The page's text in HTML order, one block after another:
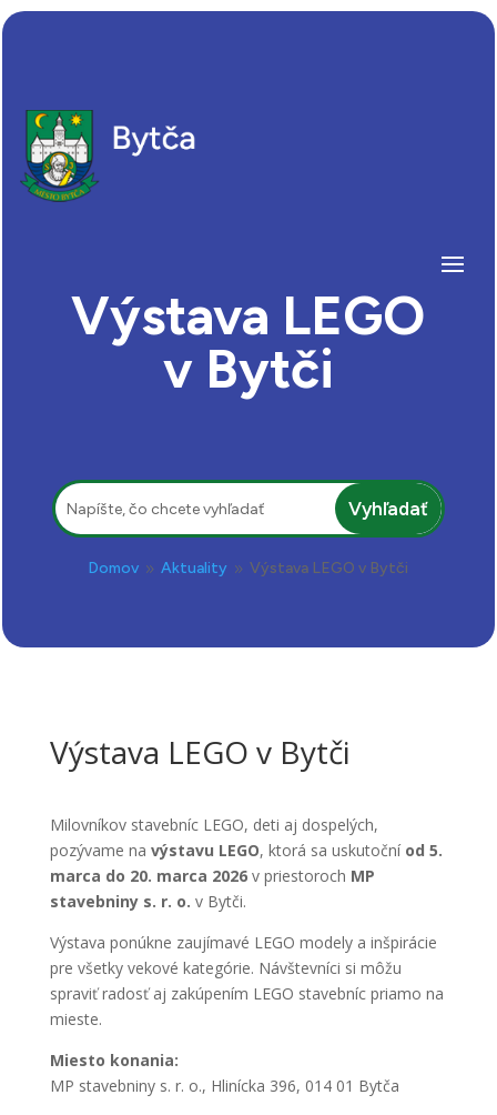
Výstava LEGO
v Bytči
Hľadať:
Domov 9 Aktuality 9 Výstava LEGO v Bytči
Výstava LEGO v Bytči
Milovníkov stavebníc LEGO, deti aj dospelých,
pozývame na výstavu LEGO, ktorá sa uskutoční od 5.
marca do 20. marca 2026v priestoroch MP
stavebniny s. r. o. v Bytči.
Výstava ponúkne zaujímavé LEGO modely a inšpirácie
pre všetky vekové kategórie. Návštevníci si môžu
spraviť radosť aj zakúpením LEGO stavebníc priamo na
mieste.
Miesto konania:
MP stavebniny s. r. o., Hlinícka 396, 014 01 Bytča